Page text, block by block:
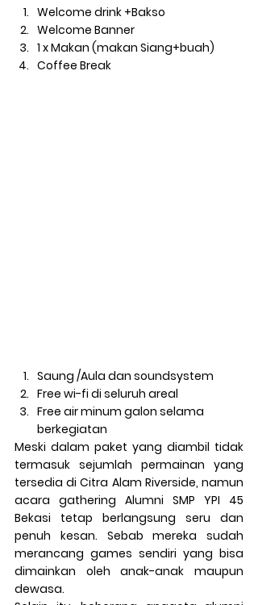
Welcome drink +Bakso
Welcome Banner
1 x Makan (makan Siang+buah)
Coffee Break
Saung /Aula dan soundsystem
Free wi-fi di seluruh areal
Free air minum galon selama
berkegiatan
Meski dalam paket yang diambil tidak
termasuk sejumlah permainan yang
tersedia di Citra Alam Riverside, namun
acara gathering Alumni SMP YPI 45
Bekasi tetap berlangsung seru dan
penuh kesan. Sebab mereka sudah
merancang games sendiri yang bisa
dimainkan oleh anak-anak maupun
dewasa.